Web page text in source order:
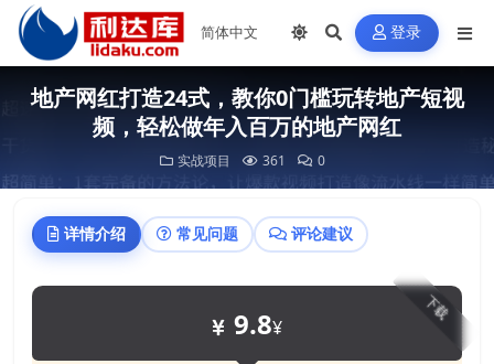
登录
地产网红打造24式，教你0门槛玩转地产短视
频，轻松做年入百万的地产网红
实战项目 361 0
详情介绍 常见问题 评论建议
下载
9.8¥